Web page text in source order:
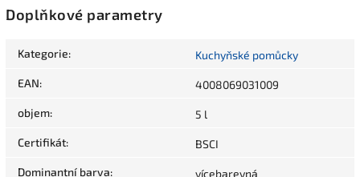
Doplňkové parametry
Kategorie: Kuchyňské pomůcky
EAN: 4008069031009
objem: 5 l
Certifikát: BSCI
Dominantní barva: vícebarevná